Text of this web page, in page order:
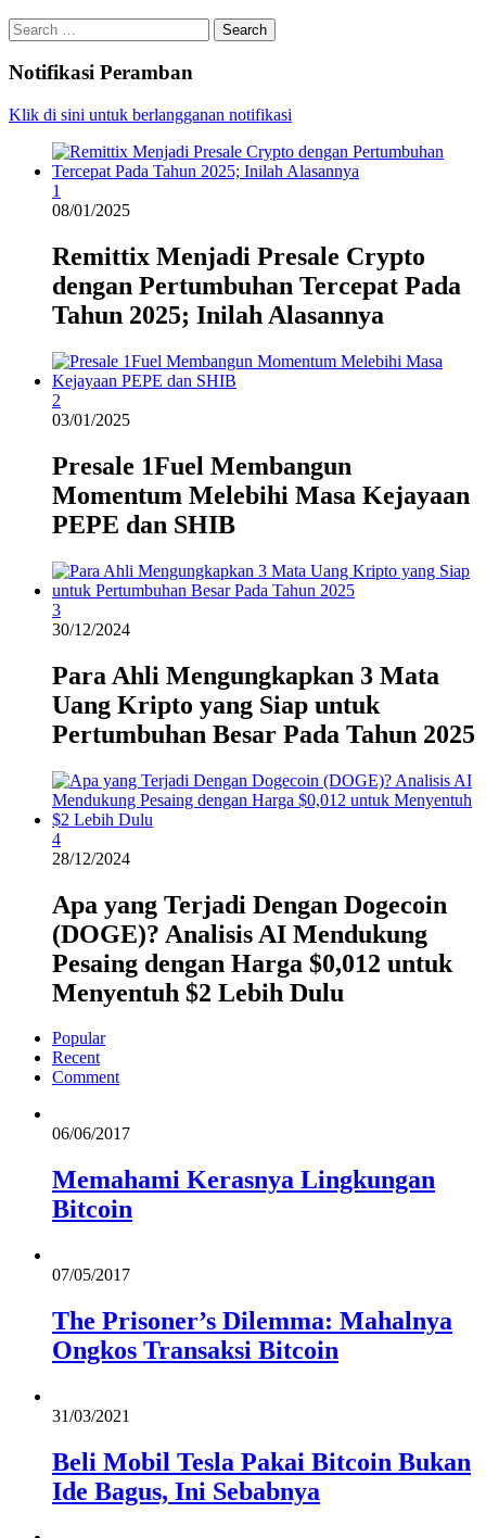
Search
for:
Notifikasi Peramban
Klik di sini untuk berlangganan notifikasi
1
08/01/2025
Remittix Menjadi Presale Crypto
dengan Pertumbuhan Tercepat Pada
Tahun 2025; Inilah Alasannya
2
03/01/2025
Presale 1Fuel Membangun
Momentum Melebihi Masa Kejayaan
PEPE dan SHIB
3
30/12/2024
Para Ahli Mengungkapkan 3 Mata
Uang Kripto yang Siap untuk
Pertumbuhan Besar Pada Tahun 2025
4
28/12/2024
Apa yang Terjadi Dengan Dogecoin
(DOGE)? Analisis AI Mendukung
Pesaing dengan Harga $0,012 untuk
Menyentuh $2 Lebih Dulu
Popular
Recent
Comment
06/06/2017
Memahami Kerasnya Lingkungan
Bitcoin
07/05/2017
The Prisoner’s Dilemma: Mahalnya
Ongkos Transaksi Bitcoin
31/03/2021
Beli Mobil Tesla Pakai Bitcoin Bukan
Ide Bagus, Ini Sebabnya